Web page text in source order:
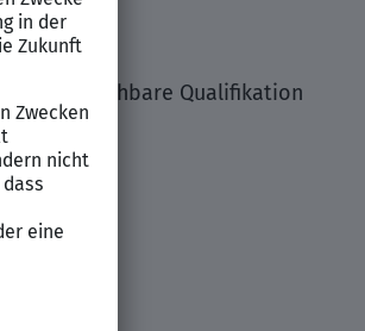
vergleichbare Qualifikation